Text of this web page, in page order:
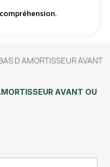
D AMORTISSEUR AVANT
AVANT OU